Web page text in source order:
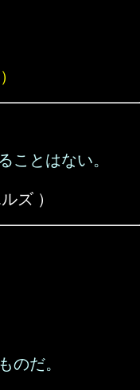
）
ことはない。
ズ ）
のだ。